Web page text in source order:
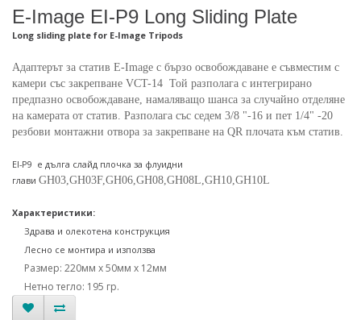
E-Image EI-P9 Long Sliding Plate
Long sliding plate for E-Image Tripods
Адаптерът за статив E-Image с бързо освобождаване е съвместим с
камери със закрепване VCT-14 Той разполага с интегрирано
предпазно освобождаване, намаляващо шанса за случайно отделяне
на камерата от статив. Разполага със седем 3/8 "-16 и пет 1/4" -20
резбови монтажни отвора за закрепване на QR плочата към статив.
EI-P9 е дълга слайд плочка за флуидни
глави GH03,GH03F,GH06,GH08,GH08L,GH10,GH10L
Характеристики:
Здрава и олекотена конструкция
Лесно се монтира и използва
Размер: 220мм х 50мм х 12мм
Нетно тегло: 195 гр.